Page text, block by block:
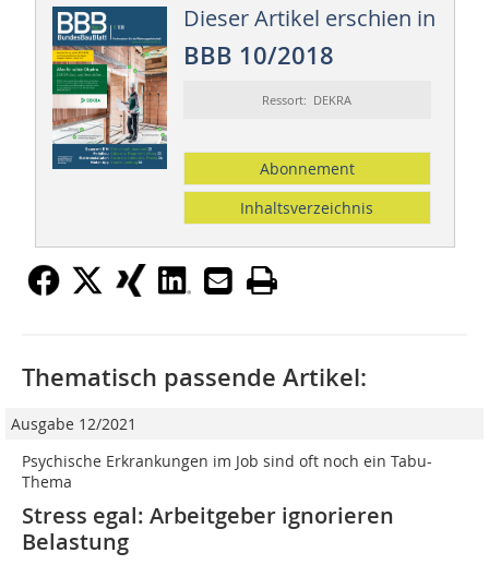
Dieser Artikel erschien in
BBB 10/2018
Ressort: DEKRA
Abonnement
Inhaltsverzeichnis
Thematisch passende Artikel:
Ausgabe 12/2021
Psychische Erkrankungen im Job sind oft noch ein Tabu-
Thema
Stress egal: Arbeitgeber ignorieren
Belastung